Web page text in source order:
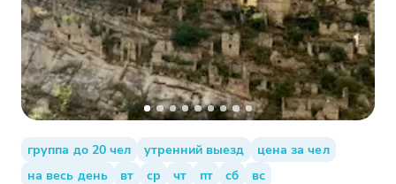
группа до 20 чел утренний выезд
цена за чел
на весь день
вт ср чт пт сб вс